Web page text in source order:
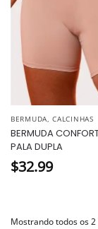
BERMUDA ,CALCINHAS
BERMUDA
PALA DUPLA
$32.99
Mostrando todos os